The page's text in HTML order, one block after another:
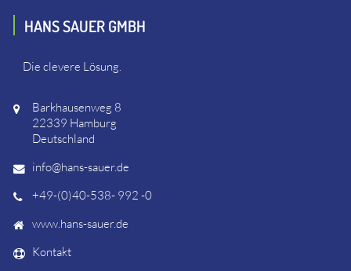
HANS SAUER GMBH
Die clevere Lösung.
Barkhausenweg 8
22339 Hamburg
Deutschland
info@hans-sauer.de
+49-(0)40-538- 992 -0
www.hans-sauer.de
Kontakt